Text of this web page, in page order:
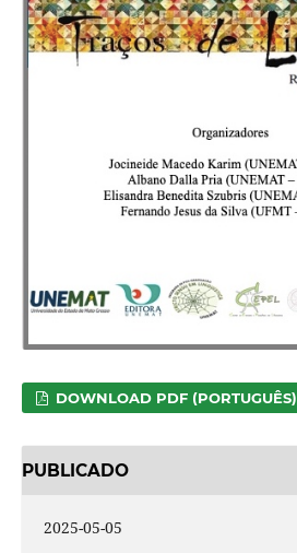
DOWNLOAD PDF (PORTUGUÊS)
PUBLICADO
2025-05-05